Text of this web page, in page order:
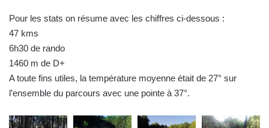
Pour les stats on résume avec les chiffres ci-dessous :
47 kms
6h30 de rando
1460 m de D+
A toute fins utiles, la température moyenne était de 27° sur
l’ensemble du parcours avec une pointe à 37°.